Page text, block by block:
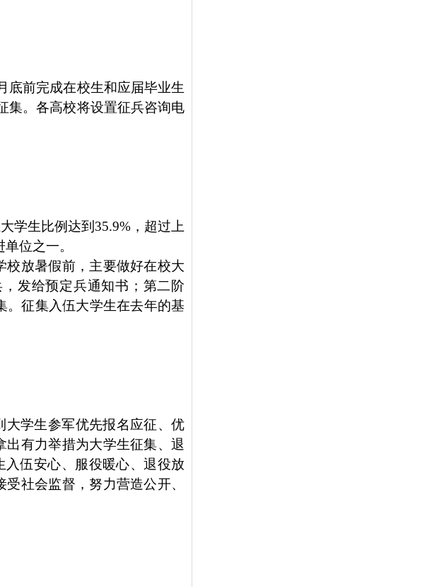
底前完成在校生和应届毕业生
集。各高校将设置征兵咨询电
学生比例达到35.9%，超过上
位之一。
校放暑假前，主要做好在校大
发给预定兵通知书；第二阶
。征集入伍大学生在去年的基
大学生参军优先报名应征、优
有力举措为大学生征集、退
入伍安心、服役暖心、退役放
社会监督，努力营造公开、